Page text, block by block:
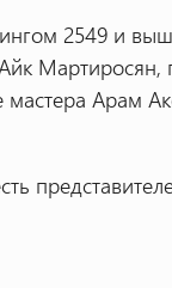
2549 и
Мартиросян,
Арам